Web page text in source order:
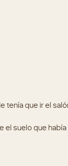
tenía que ir el
suelo que había